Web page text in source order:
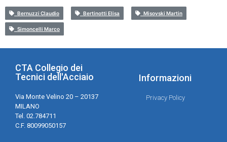
Bernuzzi Claudio Bertinotti Elisa Misovski Martin
Simoncelli Marco
CTA Collegio dei
Tecnici dell'Acciaio
Via Monte Velino 20 – 20137
MILANO
Tel. 02.784711
C.F. 80099050157
Informazioni
Privacy Policy